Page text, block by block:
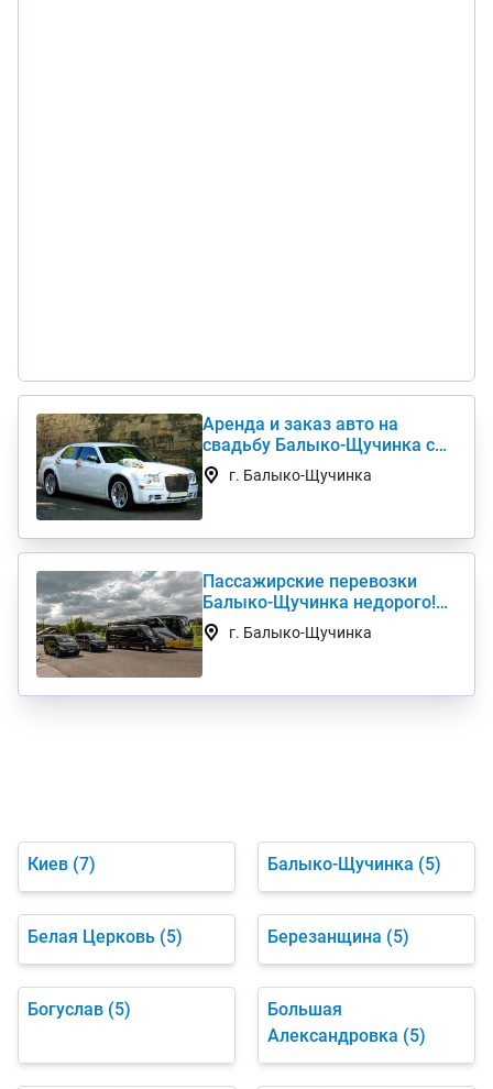
Аренда и заказ авто на
свадьбу Балыко-Щучинка с
водителем Chrysler, Mercedes,
Toyota
г. Балыко-Щучинка
Пассажирские перевозки
Балыко-Щучинка недорого!
Заказ и аренда
микроавтобуса
г. Балыко-Щучинка
Киев (7) Балыко-Щучинка (5)
Белая Церковь (5) Березанщина (5)
Богуслав (5)
Большая
Александровка (5)